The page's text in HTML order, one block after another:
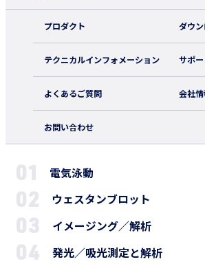
プロダクト ダウ
テクニカルインフォメーション サポ
よくあるご質問 会社
お問い合わせ
電気泳動
ウェスタンブロット
イメージング／解析
発光／吸光測定と解析